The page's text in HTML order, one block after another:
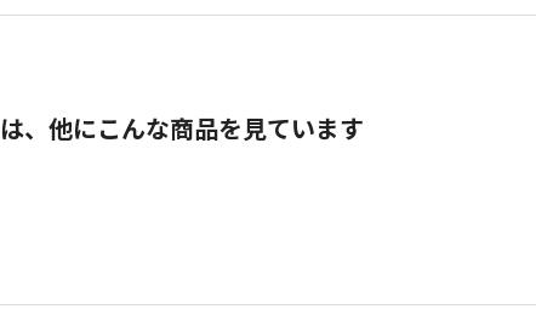
、他にこんな商品を見ています